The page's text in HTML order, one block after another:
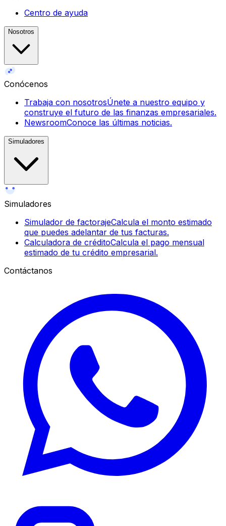
Centro de ayuda
Nosotros
Conócenos
Trabaja con nosotrosÚnete a nuestro equipo y
construye el futuro de las finanzas empresariales.
NewsroomConoce las últimas noticias.
Simuladores
Simuladores
Simulador de factorajeCalcula el monto estimado
que puedes adelantar de tus facturas.
Calculadora de créditoCalcula el pago mensual
estimado de tu crédito empresarial.
Contáctanos